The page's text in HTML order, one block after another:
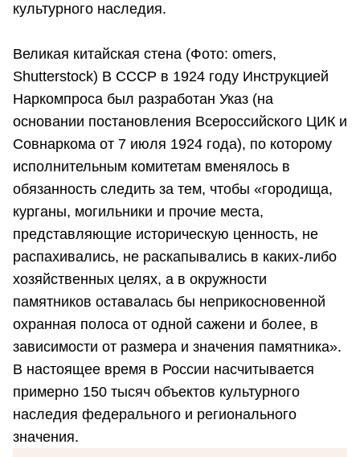
культурного наследия.
Великая китайская стена (Фото: omers,
Shutterstock) В СССР в 1924 году Инструкцией
Наркомпроса был разработан Указ (на
основании постановления Всероссийского ЦИК и
Совнаркома от 7 июля 1924 года), по которому
исполнительным комитетам вменялось в
обязанность следить за тем, чтобы «городища,
курганы, могильники и прочие места,
представляющие историческую ценность, не
распахивались, не раскапывались в каких-либо
хозяйственных целях, а в окружности
памятников оставалась бы неприкосновенной
охранная полоса от одной сажени и более, в
зависимости от размера и значения памятника».
В настоящее время в России насчитывается
примерно 150 тысяч объектов культурного
наследия федерального и регионального
значения.